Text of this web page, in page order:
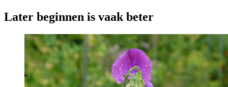
Later beginnen is vaak beter